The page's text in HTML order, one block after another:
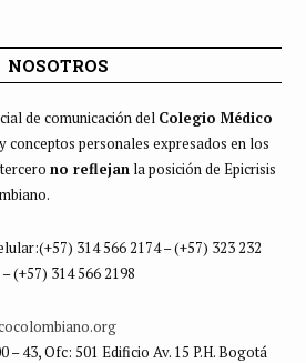
NOSOTROS
de comunicación del Colegio Médico
conceptos personales expresados en los
no reflejanla posición de Epicrisis
314 566 2174 – (+57) 323 232
(+57) 314 566 2198
– 43, Ofc: 501 Edificio Av. 15 P.H. Bogotá